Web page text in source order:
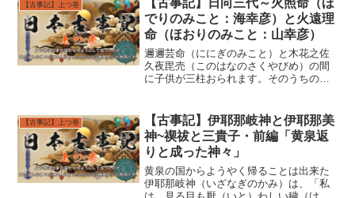
ある正勝吾勝勝速日天忍穂...
【古事記】上つ巻
でりのみこと：海幸彦）と火遠理
命（ほおりのみこと：山幸彦）
邇邇芸命（ににぎのみこと）と木花之佐
久夜毘売（このはなのさくやびめ）の間
に子供が三柱おられます。そのうちの一
海佐知毘古（うみさちびこ：海幸彦）と
して、鰭（ひれ）の大きな魚...
【古事記】上つ巻
【古事記】伊耶那岐神と伊耶那美
神~禊祓と三貴子・前編「黄泉返
りと成った神々」
黄泉の国からようやく帰ることは出来た
伊耶那岐神（いざなぎのかみ）は、「私